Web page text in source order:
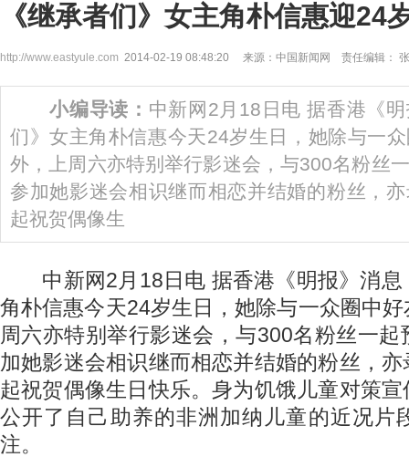
《继承者们》女主角朴信惠迎24
http://www.eastyule.com 2014-02-19 08:48:20 来源：中国新闻网 责任编辑：
小编导读： 中新网2月18日电 据香港《
们》女主角朴信惠今天24岁生日，她除与一
外，上周六亦特别举行影迷会，与300名粉丝
参加她影迷会相识继而相恋并结婚的粉丝，
起祝贺偶像生
中新网2月18日电 据香港《明报》消息
角朴信惠今天24岁生日，她除与一众圈中
周六亦特别举行影迷会，与300名粉丝一
加她影迷会相识继而相恋并结婚的粉丝，
起祝贺偶像生日快乐。身为饥饿儿童对策
公开了自己助养的非洲加纳儿童的近况片
注。